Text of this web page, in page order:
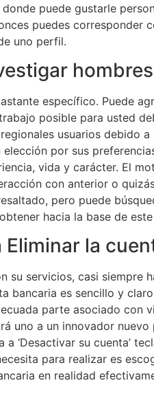
puede gustarle
puedes corresponder
uno perfil.
específico. Puede
posible para usted
usuarios debido
por sus
vida ​​y carácter. El
con anterior o
pero puede
hacia la base de
la
su servicios, casi siempre
bancaria es sencillo y
parte asociado con
uno a un innovador
‘Desactivar su cuenta’
para realizar es
en realidad